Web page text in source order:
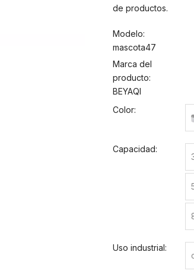
de productos.
Modelo:
mascota47
Marca del
producto:
BEYAQI
Color:
Capacidad:
Uso industrial: